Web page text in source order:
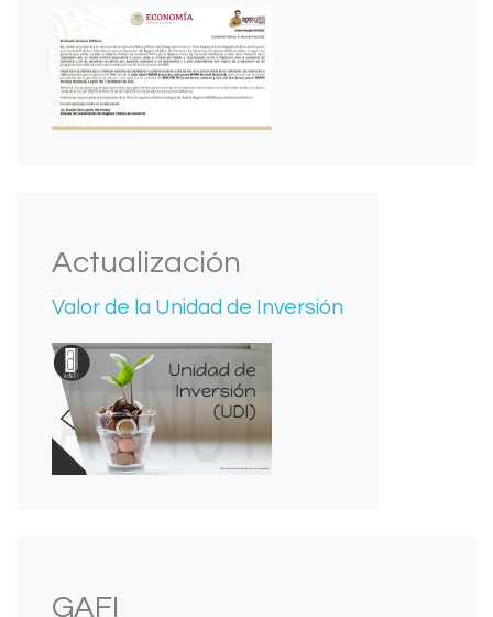
Actualización
Valor de la Unidad de Inversión
GAFI